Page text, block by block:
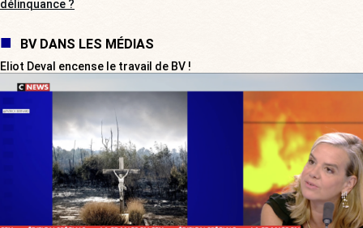
délinquance ?
BV DANS LES MÉDIAS
Eliot Deval encense le travail de BV !